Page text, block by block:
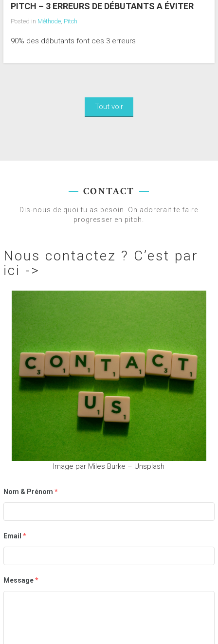
PITCH – 3 ERREURS DE DÉBUTANTS A ÉVITER
Posted in Méthode, Pitch
90% des débutants font ces 3 erreurs
Tout voir
CONTACT
Dis-nous de quoi tu as besoin. On adorerait te faire
progresser en pitch.
Nous contactez ? C’est par
ici ->
Image par Miles Burke – Unsplash
Nom & Prénom *
Email *
Message *